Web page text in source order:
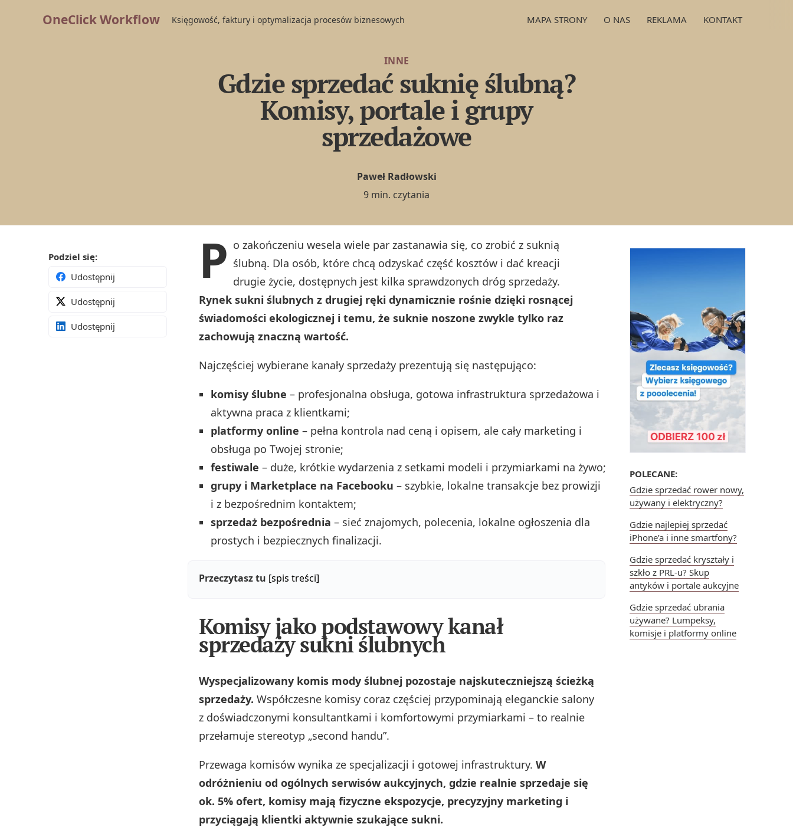
OneClick Workflow Księgowość, faktury i optymalizacja procesów biznesowych MAPA STRONY O NAS REKLAMA KONTAKT
INNE
Gdzie sprzedać suknię ślubną?
Komisy, portale i grupy
sprzedażowe
Paweł Radłowski
9 min. czytania
POLECANE:
Gdzie sprzedać rower nowy,
używany i elektryczny?
Gdzie najlepiej sprzedać
iPhone’a i inne smartfony?
Gdzie sprzedać kryształy i
szkło z PRL-u? Skup
antyków i portale aukcyjne
Gdzie sprzedać ubrania
używane? Lumpeksy,
komisje i platformy online
Podziel się:
Udostępnij
Udostępnij
Udostępnij
P o zakończeniu wesela wiele par zastanawia się, co zrobić z suknią
ślubną. Dla osób, które chcą odzyskać część kosztów i dać kreacji
drugie życie, dostępnych jest kilka sprawdzonych dróg sprzedaży.
Rynek sukni ślubnych z drugiej ręki dynamicznie rośnie dzięki rosnącej
świadomości ekologicznej i temu, że suknie noszone zwykle tylko raz
zachowują znaczną wartość.
Najczęściej wybierane kanały sprzedaży prezentują się następująco:
komisy ślubne – profesjonalna obsługa, gotowa infrastruktura sprzedażowa i
aktywna praca z klientkami;
platformy online – pełna kontrola nad ceną i opisem, ale cały marketing i
obsługa po Twojej stronie;
festiwale – duże, krótkie wydarzenia z setkami modeli i przymiarkami na żywo;
grupy i Marketplace na Facebooku – szybkie, lokalne transakcje bez prowizji
i z bezpośrednim kontaktem;
sprzedaż bezpośrednia – sieć znajomych, polecenia, lokalne ogłoszenia dla
prostych i bezpiecznych finalizacji.
Przeczytasz tu [spis treści]
Komisy jako podstawowy kanał
sprzedaży sukni ślubnych
Wyspecjalizowany komis mody ślubnej pozostaje najskuteczniejszą ścieżką
sprzedaży. Współczesne komisy coraz częściej przypominają eleganckie salony
z doświadczonymi konsultantkami i komfortowymi przymiarkami – to realnie
przełamuje stereotyp „second handu”.
Przewaga komisów wynika ze specjalizacji i gotowej infrastruktury. W
odróżnieniu od ogólnych serwisów aukcyjnych, gdzie realnie sprzedaje się
ok. 5% ofert, komisy mają fizyczne ekspozycje, precyzyjny marketing i
przyciągają klientki aktywnie szukające sukni.